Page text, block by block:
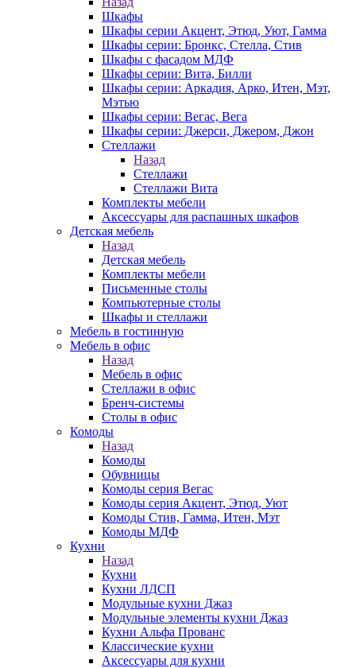
Шкафы
Шкафы серии Акцент, Этюд, Уют, Гамма
Шкафы серии: Бронкс, Стелла, Стив
Шкафы с фасадом МДФ
Шкафы серии: Вита, Билли
Шкафы серии: Аркадия, Арко, Итен, Мэт,
Мэтью
Шкафы серии: Вегас, Вега
Шкафы серии: Джерси, Джером, Джон
Стеллажи
Назад
Стеллажи
Стеллажи Вита
Комплекты мебели
Аксессуары для распашных шкафов
Детская мебель
Назад
Детская мебель
Комплекты мебели
Письменные столы
Компьютерные столы
Шкафы и стеллажи
Мебель в гостинную
Мебель в офис
Назад
Мебель в офис
Стеллажи в офис
Бренч-системы
Столы в офис
Комоды
Назад
Комоды
Обувницы
Комоды серия Вегас
Комоды серия Акцент, Этюд, Уют
Комоды Стив, Гамма, Итен, Мэт
Комоды МДФ
Кухни
Назад
Кухни
Кухни ЛДСП
Модульные кухни Джаз
Модульные элементы кухни Джаз
Кухни Альфа Прованс
Классические кухни
Аксессуары для кухни